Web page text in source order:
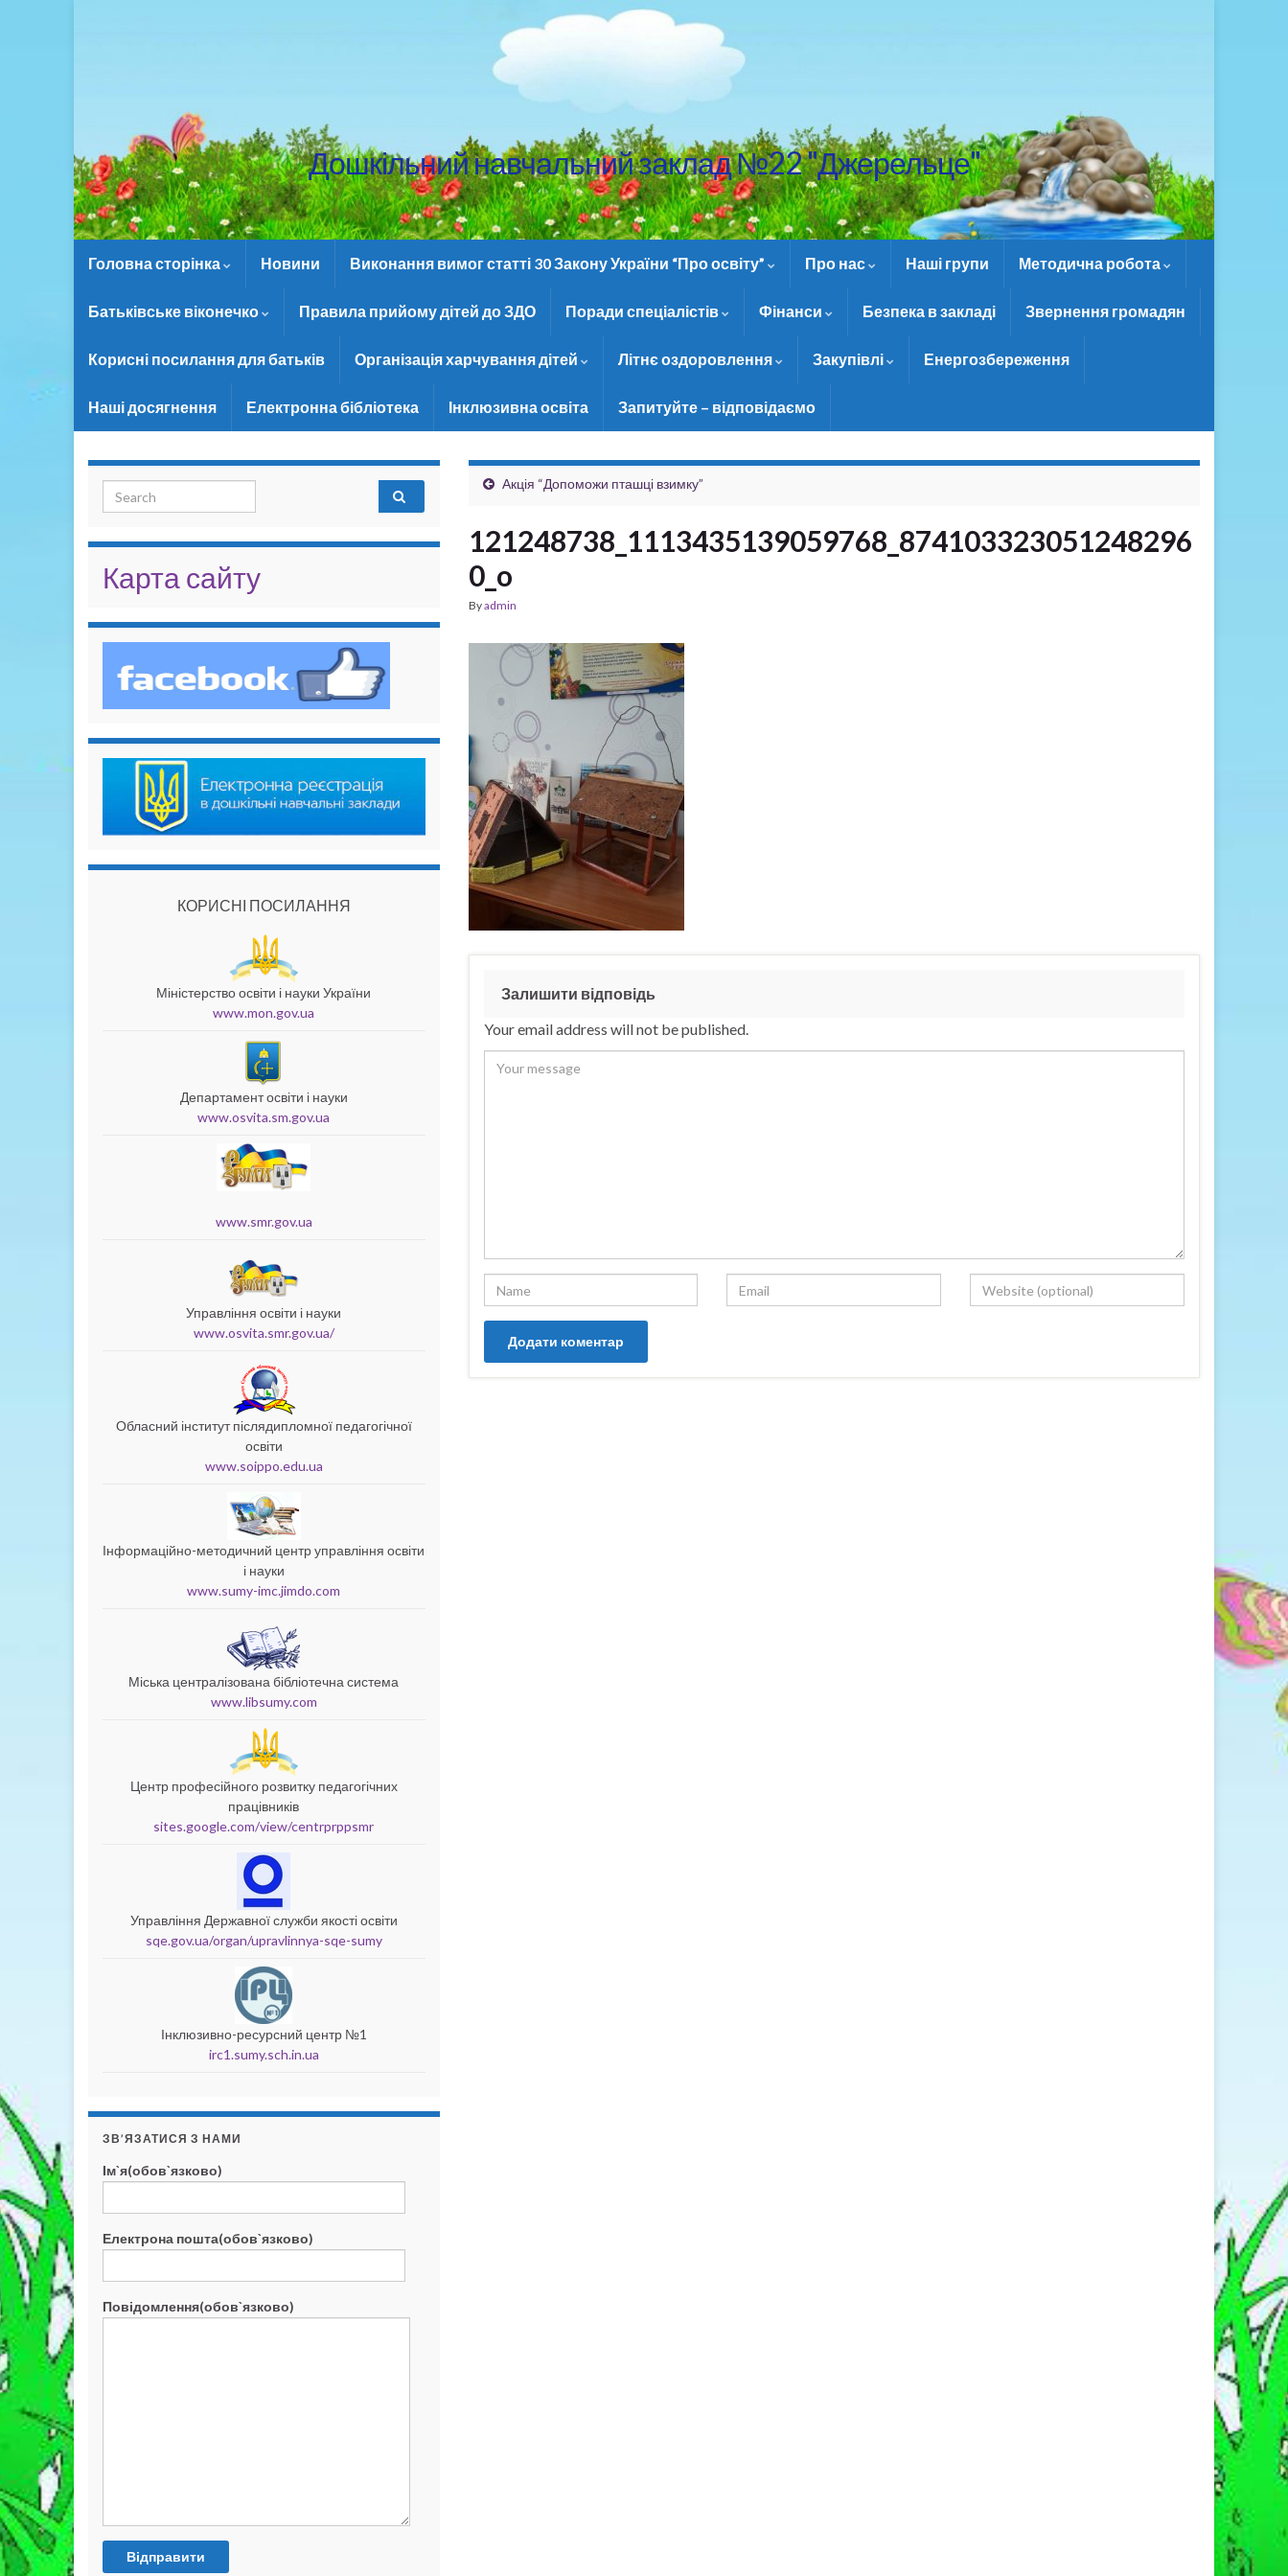
Дошкільний навчальний заклад №22 "Джерельце"
Головна сторінка Новини Виконання вимог статті 30 Закону України “Про освіту” Про нас Наші групи Методична робота
Батьківське віконечко Правила прийому дітей до ЗДО Поради спеціалістів Фінанси Безпека в закладі Звернення громадян
Корисні посилання для батьків Організація харчування дітей Літнє оздоровлення Закупівлі Енергозбереження
Наші досягнення Електронна бібліотека Інклюзивна освіта Запитуйте – відповідаємо
Акція “Допоможи пташці взимку”
121248738_1113435139059768_874103323051248296
0_o
Byadmin
Залишити відповідь
Your email address will not be published.
Search for:
Карта сайту
КОРИСНІ ПОСИЛАННЯ
Міністерство освіти і науки України
www.mon.gov.ua
Департамент освіти і науки
www.osvita.sm.gov.ua
www.smr.gov.ua
Управління освіти і науки
www.osvita.smr.gov.ua/
Обласний інститут післядипломної педагогічної
освіти
www.soippo.edu.ua
Інформаційно-методичний центр управління освіти
і науки
www.sumy-imc.jimdo.com
Міська централізована бібліотечна система
www.libsumy.com
Центр професійного розвитку педагогічних
працівників
sites.google.com/view/centrprppsmr
Управління Державної служби якості освіти
sqe.gov.ua/organ/upravlinnya-sqe-sumy
Інклюзивно-ресурсний центр №1
irc1.sumy.sch.in.ua
ЗВ’ЯЗАТИСЯ З НАМИ
Ім`я(обов`язково)
Електрона пошта(обов`язково)
Повідомлення(обов`язково)